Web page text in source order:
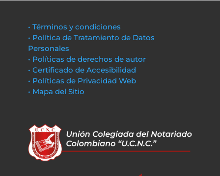
• Términos y condiciones
• Política de Tratamiento de Datos
Personales
• Políticas de derechos de autor
• Certificado de Accesibilidad
• Políticas de Privacidad Web
• Mapa del Sitio